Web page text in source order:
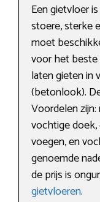
Een gietvloer
stoere, sterke
moet
voor het beste
laten gieten in
(betonlook).
Voordelen
vochtige
voegen, en
genoemde
de prijs is
gietvloeren.